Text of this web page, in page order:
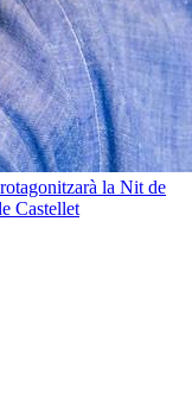
la Nit de
Castellet